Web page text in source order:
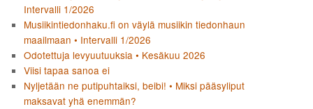
Intervalli 1/2026
Musiikintiedonhaku.fi on väylä musiikin tiedonhaun
maailmaan • Intervalli 1/2026
Odotettuja levyuutuuksia • Kesäkuu 2026
Viisi tapaa sanoa ei
Nyljetään ne putipuhtaiksi, beibi! • Miksi pääsyliput
maksavat yhä enemmän?